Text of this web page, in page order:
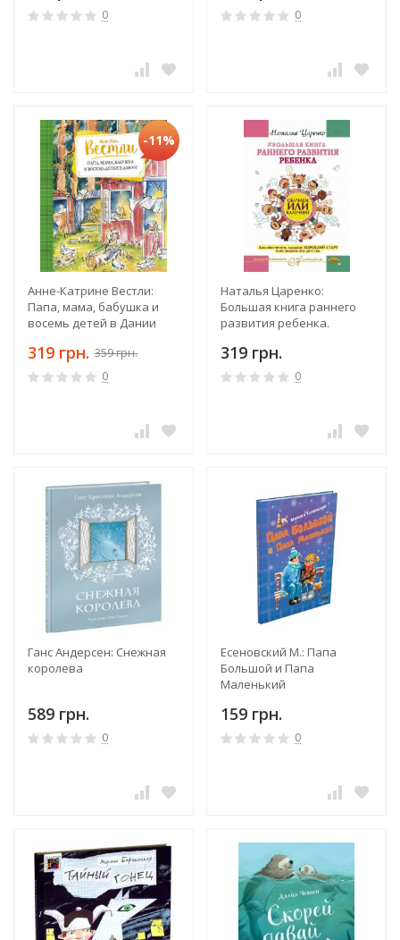
0 0
-11%
Анне-Катрине Вестли:
Папа, мама, бабушка и
восемь детей в Дании
319 грн. 359 грн.
0
Наталья Царенко:
Большая книга раннего
развития ребенка.
319 грн.
0
Ганс Андерсен: Снежная
королева
589 грн.
0
Есеновский М.: Папа
Большой и Папа
Маленький
159 грн.
0